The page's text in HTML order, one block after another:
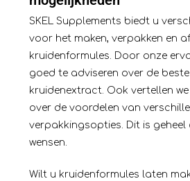
SKEL Supplements biedt u
voor het maken, verpakken en
kruidenformules. Door onze
goed te adviseren over de
kruidenextract. Ook vertellen
over de voordelen van
verpakkingsopties. Dit is geheel
wensen.
Wilt u kruidenformules laten